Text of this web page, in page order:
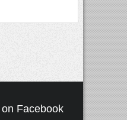
Facebook